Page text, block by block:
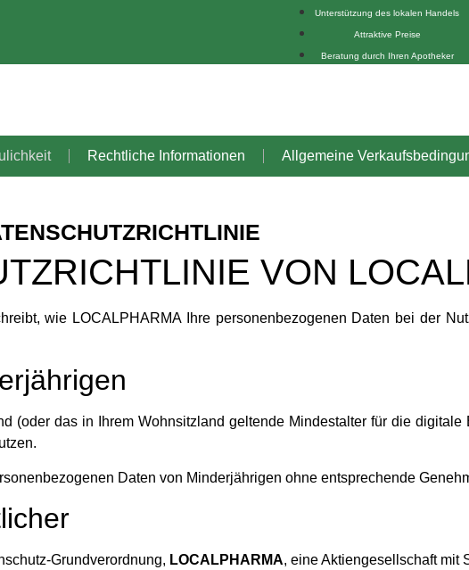
Unterstützung des lokalen Handels
Attraktive Preise
Beratung durch Ihren Apotheker
Rechtliche Informationen Allgemeine
VON
wie LOCALPHARMA Ihre personenbezogenen Daten bei der
(oder das in Ihrem Wohnsitzland geltende Mindestalter für die
Daten von Minderjährigen ohne entsprechende
Grundverordnung, LOCALPHARMA, eine Aktiengesellschaft mit